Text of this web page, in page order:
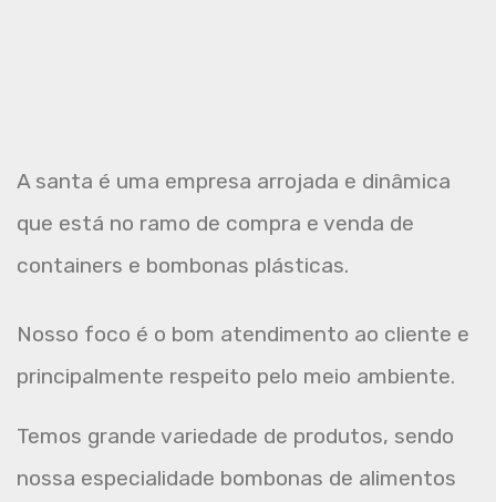
A santa é uma empresa arrojada e dinâmica
que está no ramo de compra e venda de
containers e bombonas plásticas.
Nosso foco é o bom atendimento ao cliente e
principalmente respeito pelo meio ambiente.
Temos grande variedade de produtos, sendo
nossa especialidade bombonas de alimentos